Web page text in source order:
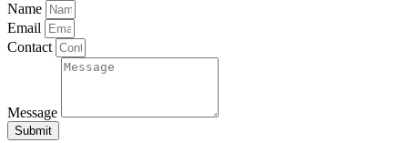
Name
Email
Contact
Message
Submit